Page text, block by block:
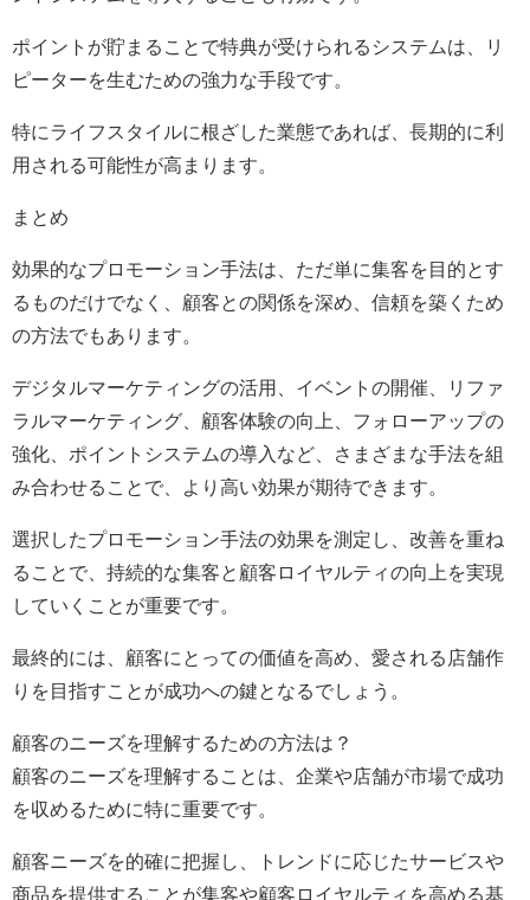
ポイントが貯まることで特典が受けられるシステムは、リ
ピーターを生むための強力な手段です。
特にライフスタイルに根ざした業態であれば、長期的に利
用される可能性が高まります。
まとめ
効果的なプロモーション手法は、ただ単に集客を目的とす
るものだけでなく、顧客との関係を深め、信頼を築くため
の方法でもあります。
デジタルマーケティングの活用、イベントの開催、リファ
ラルマーケティング、顧客体験の向上、フォローアップの
強化、ポイントシステムの導入など、さまざまな手法を組
み合わせることで、より高い効果が期待できます。
選択したプロモーション手法の効果を測定し、改善を重ね
ることで、持続的な集客と顧客ロイヤルティの向上を実現
していくことが重要です。
最終的には、顧客にとっての価値を高め、愛される店舗作
りを目指すことが成功への鍵となるでしょう。
顧客のニーズを理解するための方法は？
顧客のニーズを理解することは、企業や店舗が市場で成功
を収めるために特に重要です。
顧客ニーズを的確に把握し、トレンドに応じたサービスや
商品を提供することが集客や顧客ロイヤルティを高める基